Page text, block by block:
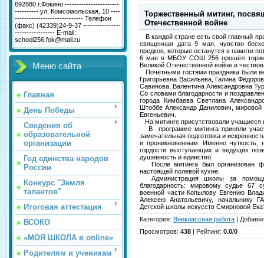
692880 г.Фокино -----------------------
---------- ул. Комсомольская, 10 ----
----------------------------- Телефон
(факс) (42339)24-9-37 ----------------
----------------- E-mail:
school256.fok@mail.ru
Меню сайта
Главная
День Победы
Сведения об
образовательной
организации
Год единства народов
России
Конкурс "Земля
талантов"
Итоговая аттестация
ВСОКО
«МОЯ ШКОЛА в online»
Родителям и ученикам
Торжественный митинг,
Отечественной войне
В каждой стране есть свой главный
священная дата 9 мая, чувство
предков, которые останутся в памяти
6 мая в МБОУ СОШ 256 прошёл
Великой Отечественной войне и
Почётными гостями праздника были
Григорьевна Васильева, Галина
Савинова, Валентина Александровна
Со словами благодарности и
города Кимбаева Светлана
Штоббе Александр Данилович,
Евгеньевич.
На митинге присутствовали учащиеся
В программе митинга приняли
замечательная подготовка и
и проникновенным. Именно чуткость,
гордости выступающих и ведущих
душевность и единство.
После митинга был организован
настоящей полевой кухне.
Администрация школы за помощь
благодарность: мировому судье 67
военной части Копылову Евгению
Алексею Анатольевичу, начальнику
Детской школы искусств Смирновой
Категория: Внеклассная работа |
Просмотров: 438 | Рейтинг: 0.0/0